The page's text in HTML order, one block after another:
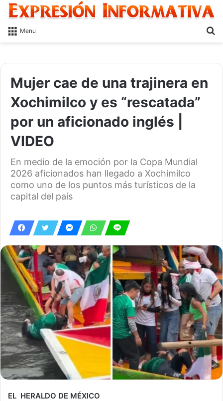
Menu
Mujer cae de una trajinera en
Xochimilco y es “rescatada”
por un aficionado inglés |
VIDEO
En medio de la emoción por la Copa Mundial
2026 aficionados han llegado a Xochimilco
como uno de los puntos más turísticos de la
capital del país
EL HERALDO DE MÉXICO